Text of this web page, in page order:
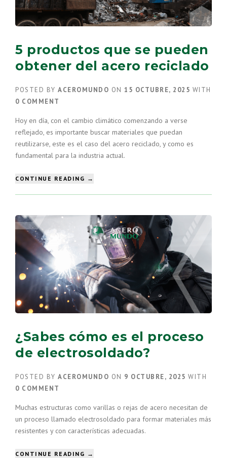
5 productos que se pueden
obtener del acero reciclado
POSTED BY ACEROMUNDO ON 15 OCTUBRE, 2025 WITH
0 COMMENT
Hoy en día, con el cambio climático comenzando a verse
reflejado, es importante buscar materiales que puedan
reutilizarse, este es el caso del acero reciclado, y como es
fundamental para la industria actual.
CONTINUE READING “5
PUEDEN
OBTENER
DEL
ACERO
RECICLADO”
→
¿Sabes cómo es el proceso
de electrosoldado?
POSTED BY ACEROMUNDO ON 9 OCTUBRE, 2025 WITH
0 COMMENT
Muchas estructuras como varillas o rejas de acero necesitan de
un proceso llamado electrosoldado para formar materiales más
resistentes y con características adecuadas.
CONTINUE READING “¿SABES
→